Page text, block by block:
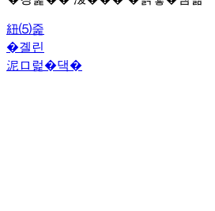
紐⑸줉
�곌린
泥ロ럹�댁�